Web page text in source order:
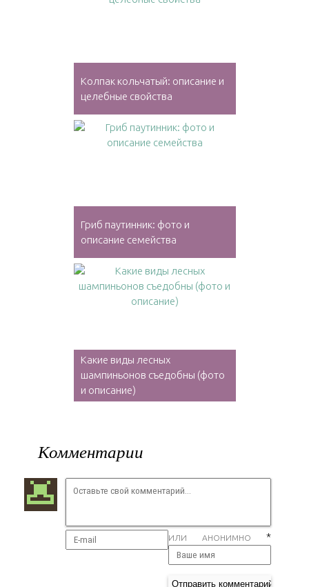
Колпак кольчатый: описание и
целебные свойства
Гриб паутинник: фото и
описание семейства
Какие виды лесных
шампиньонов съедобны (фото
и описание)
Комментарии
ИЛИ АНОНИМНО *